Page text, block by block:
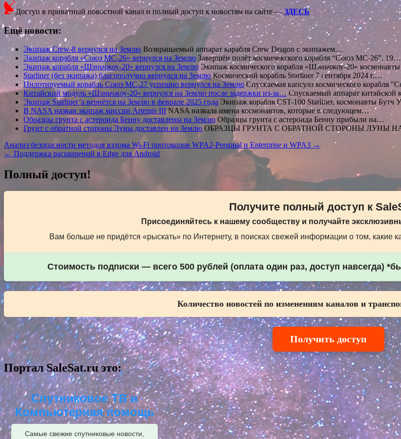
Доступ в приватный новостной канал и полный доступ к новостям на сайте —ЗДЕСЬ
Ещё новости:
Экипаж Crew-8 вернулся на Землю Возвращаемый аппарат корабля Crew Dragon с экипажем…
Экипаж корабля «Союз МС-26» вернулся на Землю Завершён полёт космичекского корабля “Союз МС-26”. 19…
Экипаж корабля «Шэньчжоу-20» вернулся на ЗемлюЭкипаж космического корабля «Шэньчжоу-20»
Starliner (без экипажа) благополучно вернулся на ЗемлюКосмический корабль Starliner 7 сентября 2024 г.…
Пилотируемый корабль Союз МС-27 успешно вернулся на Землю Спускаемая капсула космического
Китайский модуль «Шэньчжоу-20» вернулся на Землю после задержки из-за…Спускаемый аппарат
Экипаж Starliner’а вернётся на Землю в феврале 2025 года Экипаж корабля CST-100 Starliner, космонавты Бутч
В NASA назван экипаж миссии Artemis IIINASA назвала имена космонавтов, которые в следующем…
Образцы грунта с астероида Бенну доставлены на Землю Образцы грунта с астероида Бенну прибыли на…
Грунт с обратной стороны Луны доставлен на Землю ОБРАЗЦЫ ГРУНТА С ОБРАТНОЙ СТОРОНЫ ЛУНЫ
Навигация
по
записям
Анализ безопасности методов взлома Wi-Fi протоколов WPA2-Personal и Enterprise и WPA3 →
← Поддержка расширений в Edge для Android
Полный доступ!
Получите полный доступ к
Присоединяйтесь к нашему сообществу и получайте
Вам больше не придётся «рыскать» по Интернету, в поисках свежей информации о том, какие
Стоимость подписки — всего 500 рублей (оплата один раз, доступ навсегда)
Количество новостей по изменениям каналов и
Получить доступ
Портал SaleSat.ru это:
Спутниковое ТВ и
Компьютерная помощь
Самые свежие спутниковые новости,